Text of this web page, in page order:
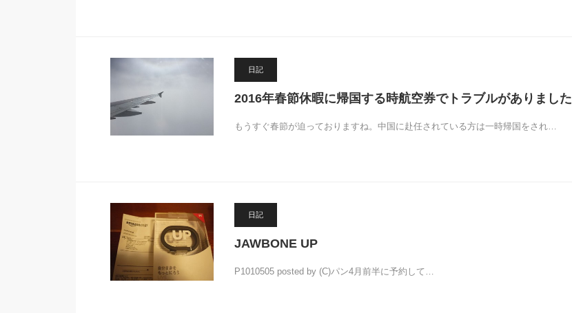
日記
2016年春節休暇に帰国する時航空券でトラブルがありました
もうすぐ春節が迫っておりますね。中国に赴任されている方は一時帰国をされ…
日記
JAWBONE UP
P1010505 posted by (C)パン4月前半に予約して…